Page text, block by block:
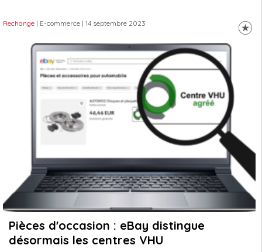
Rechange | E-commerce | 14 septembre 2023
Pièces d'occasion : eBay distingue
désormais les centres VHU